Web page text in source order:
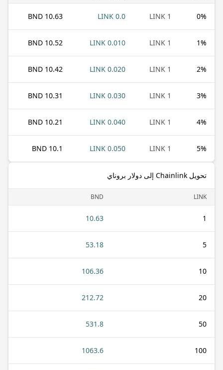
0%
1 LINK
0.0 LINK
10.63 BND
1%
1 LINK
0.010 LINK
10.52 BND
2%
1 LINK
0.020 LINK
10.42 BND
3%
1 LINK
0.030 LINK
10.31 BND
4%
1 LINK
0.040 LINK
10.21 BND
5%
1 LINK
0.050 LINK
10.1 BND
تحويل Chainlink إلى دولار بروناي
LINK
BND
1
10.63
5
53.18
10
106.36
20
212.72
50
531.8
100
1063.6